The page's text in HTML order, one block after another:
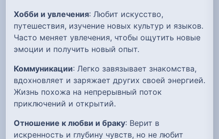
Хобби и увлечения: Любит искусство,
путешествия, изучение новых культур и языков.
Часто меняет увлечения, чтобы ощутить новые
эмоции и получить новый опыт.
Коммуникации: Легко завязывает знакомства,
вдохновляет и заряжает других своей энергией.
Жизнь похожа на непрерывный поток
приключений и открытий.
Отношение к любви и браку: Верит в
искренность и глубину чувств, но не любит